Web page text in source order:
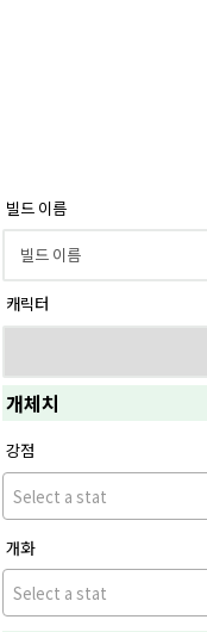
빌드 이름
캐릭터
개체치
강점
Select a stat
개화
Select a stat